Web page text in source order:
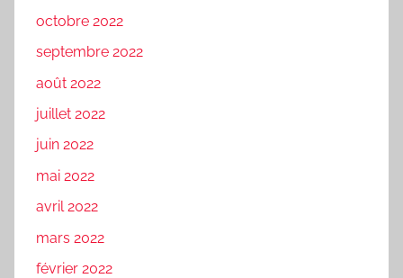
octobre 2022
septembre 2022
août 2022
juillet 2022
juin 2022
mai 2022
avril 2022
mars 2022
février 2022